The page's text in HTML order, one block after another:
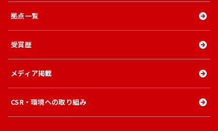
拠点一覧
受賞歴
メディア掲載
CSR・環境への取り組み